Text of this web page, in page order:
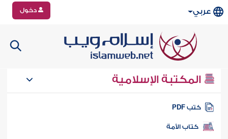
عربي دخول
المكتبة الإسلامية
كتب PDF